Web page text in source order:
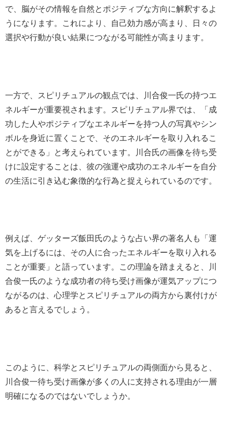
で、脳がその情報を自然とポジティブな方向に解釈するよ
うになります。これにより、自己効力感が高まり、日々の
選択や行動が良い結果につながる可能性が高まります。
一方で、スピリチュアルの観点では、川合俊一氏の持つエ
ネルギーが重要視されます。スピリチュアル界では、「成
功した人やポジティブなエネルギーを持つ人の写真やシン
ボルを身近に置くことで、そのエネルギーを取り入れるこ
とができる」と考えられています。川合氏の画像を待ち受
けに設定することは、彼の強運や成功のエネルギーを自分
の生活に引き込む象徴的な行為と捉えられているのです。
例えば、ゲッターズ飯田氏のような占い界の著名人も「運
気を上げるには、その人に合ったエネルギーを取り入れる
ことが重要」と語っています。この理論を踏まえると、川
合俊一氏のような成功者の待ち受け画像が運気アップにつ
ながるのは、心理学とスピリチュアルの両方から裏付けが
あると言えるでしょう。
このように、科学とスピリチュアルの両側面から見ると、
川合俊一待ち受け画像が多くの人に支持される理由が一層
明確になるのではないでしょうか。